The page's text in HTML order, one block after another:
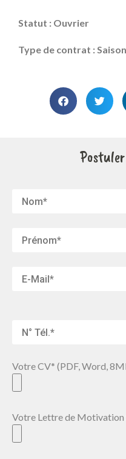
Statut : Ouvrier
Type de contrat :
Votre CV* (PDF, Word,
Votre Lettre de Motivation